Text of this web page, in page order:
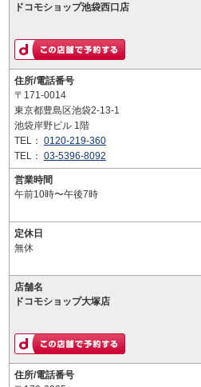
ドコモショップ池袋西口店
住所/電話番号
〒171-0014
東京都豊島区池袋2-13-1
池袋岸野ビル 1階
TEL： 0120-219-360
TEL： 03-5396-8092
営業時間
午前10時〜午後7時
定休日
無休
店舗名
ドコモショップ大塚店
住所/電話番号